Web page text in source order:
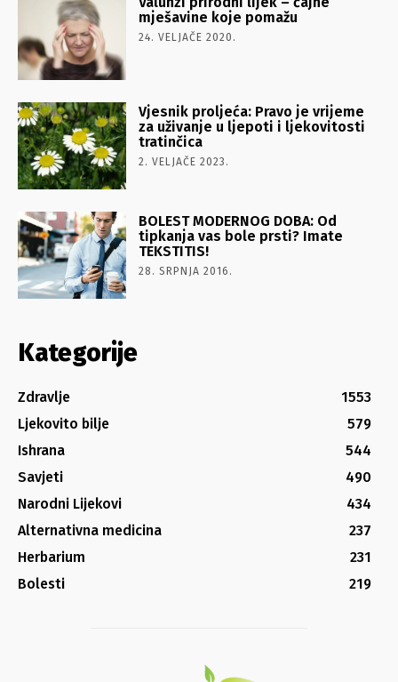
mješavine koje pomažu
24. VELJAČE 2020.
Vjesnik proljeća: Pravo je vrijeme
za uživanje u ljepoti i ljekovitosti
tratinčica
2. VELJAČE 2023.
BOLEST MODERNOG DOBA: Od
tipkanja vas bole prsti? Imate
TEKSTITIS!
28. SRPNJA 2016.
Kategorije
Zdravlje
1553
Ljekovito bilje
579
Ishrana
544
Savjeti
490
Narodni Lijekovi
434
Alternativna medicina
237
Herbarium
231
Bolesti
219